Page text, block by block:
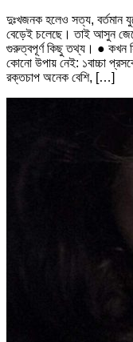
দুঃখজনক হলেও সত্য, বর্তমান
বেড়েই চলেছে। তাই আসুন জেনে
গুরুত্বপূর্ণ কিছু তথ্য। ● কখন
কোনো উপায় নেই: ১বাচ্চা
রক্তচাপ অনেক বেশি, […]